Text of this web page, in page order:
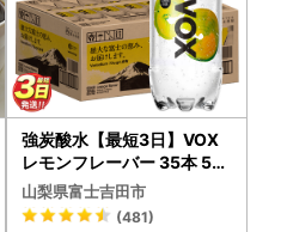
強炭酸水【最短3日】VOX
レモンフレーバー 35本 50
0ml 【富士吉田市限定カー
トン】炭酸
山梨県富士吉田市
(481)